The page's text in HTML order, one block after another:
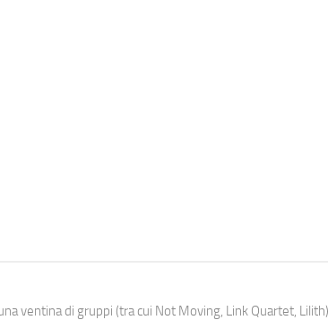
ventina di gruppi (tra cui Not Moving, Link Quartet,